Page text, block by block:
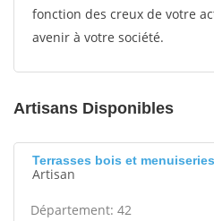
fonction des creux de votre
avenir à votre société.
Artisans Disponibles
Terrasses bois et
Artisan
Département: 42